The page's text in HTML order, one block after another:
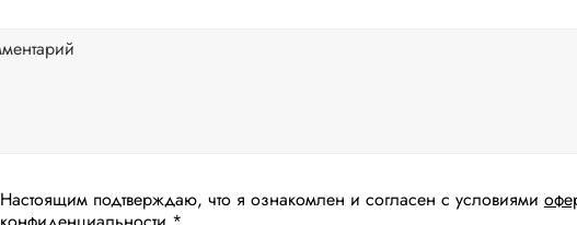
Настоящим подтверждаю, что я ознакомлен и согласен с условиями